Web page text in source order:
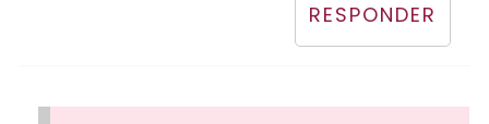
RESPONDER